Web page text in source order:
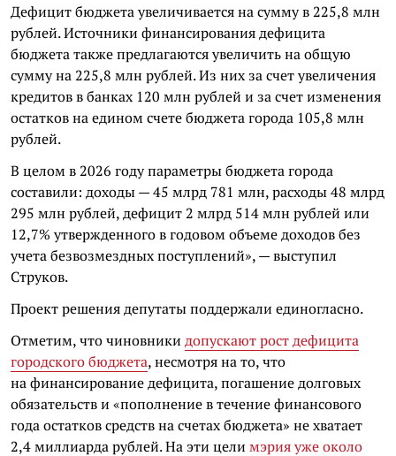
Дефицит бюджета увеличивается на сумму в 225,8 млн
рублей. Источники финансирования дефицита
бюджета также предлагаются увеличить на общую
сумму на 225,8 млн рублей. Из них за счет увеличения
кредитов в банках 120 млн рублей и за счет изменения
остатков на едином счете бюджета города 105,8 млн
рублей.
В целом в 2026 году параметры бюджета города
составили: доходы — 45 млрд 781 млн, расходы 48 млрд
295 млн рублей, дефицит 2 млрд 514 млн рублей или
12,7% утвержденного в годовом объеме доходов без
учета безвозмездных поступлений», — выступил
Струков.
Проект решения депутаты поддержали единогласно.
Отметим, что чиновники допускают рост дефицита
городского бюджета, несмотря на то, что
на финансирование дефицита, погашение долговых
обязательств и «пополнение в течение финансового
года остатков средств на счетах бюджета» не хватает
2,4 миллиарда рублей. На эти цели мэрия уже около